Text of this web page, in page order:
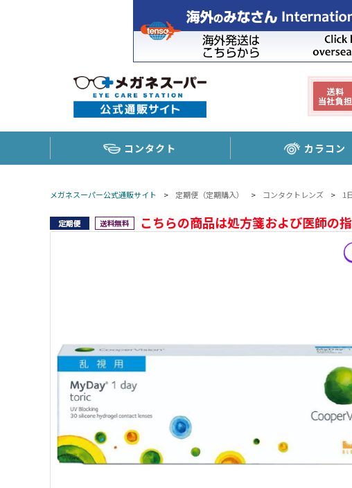
コンタクト カラコン
メガネスーパー公式通販サイト > 定期便（定期購入） > コンタクトレンズ > 1
こちらの商品は処方箋および医師の